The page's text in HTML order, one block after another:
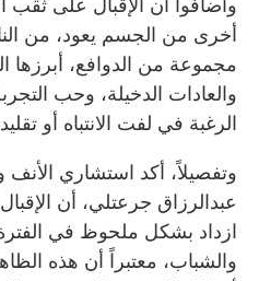
وأضافوا أن الإقبال على ثقب
أخرى من الجسم يعود، من
مجموعة من الدوافع، أبرزها
والعادات الدخيلة، وحب
الرغبة في لفت الانتباه أو
وتفصيلاً، أكد استشاري الأنف
عبدالرزاق جرعتلي، أن
ازداد بشكل ملحوظ في الفترة
والشباب، معتبراً أن هذه